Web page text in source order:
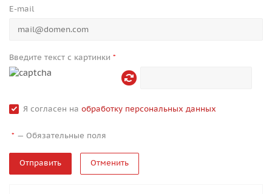
E-mail
Введите текст с картинки *
Я согласен на обработку персональных данных
* — Обязательные поля
Отменить